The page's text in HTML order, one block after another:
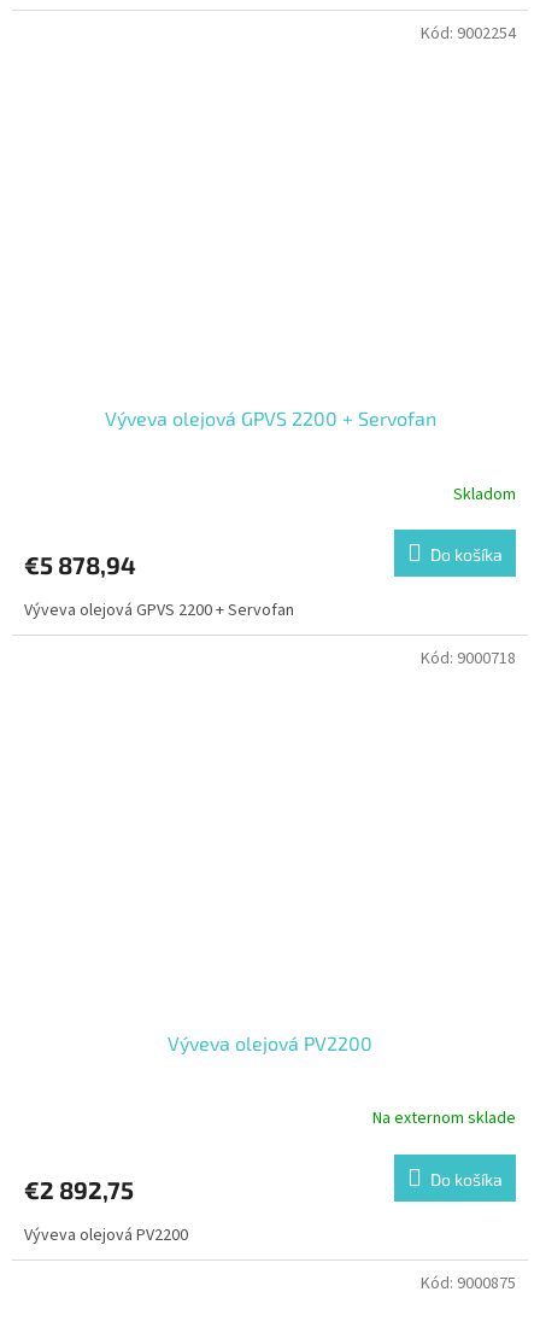
Výveva olejová GPVS 2200 + Servofan
Skladom
€5 878,94 Do košíka
Výveva olejová GPVS 2200 + Servofan
Kód: 9002254
Výveva olejová PV2200
Na externom sklade
€2 892,75 Do košíka
Výveva olejová PV2200
Kód: 9000718
Kód: 9000875